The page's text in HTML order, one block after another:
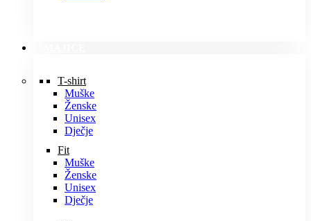
T-shirt
Muške
Ženske
Unisex
Dječje
Fit
Muške
Ženske
Unisex
Dječje